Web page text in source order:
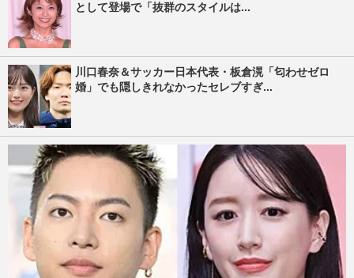
として登場で「抜群のスタイルは...
川口春奈＆サッカー日本代表・板倉滉「匂わせゼロ
婚」でも隠しきれなかったセレブすぎ...